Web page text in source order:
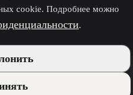
cookie. Подробнее можно
.